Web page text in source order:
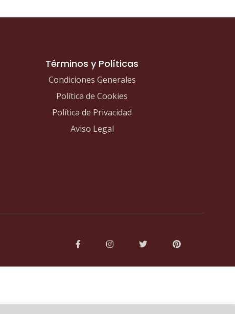
Términos y Políticas
Condiciones Generales
Política de Cookies
Política de Privacidad
Aviso Legal